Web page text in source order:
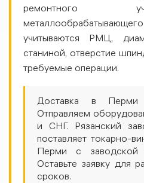
ремонтного
учитываются РМЦ,
станиной, отверстие
требуемые операции.
Доставка в
Отправляем
и СНГ. Рязанский
поставляет токарно-
Перми с заводской
Оставьте заявку для
сроков.